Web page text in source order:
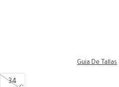
Guia De Tallas
34